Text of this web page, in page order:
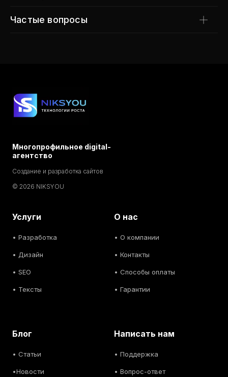
Частые вопросы
Многопрофильное digital-
агентство
Создание и разработка сайтов
© 2026 NIKSYOU
Услуги
• Разработка
• Дизайн
• SEO
• Тексты
О нас
• О компании
• Контакты
• Способы оплаты
• Гарантии
Блог
• Статьи
•Новости
Написать нам
• Поддержка
• Вопрос-ответ